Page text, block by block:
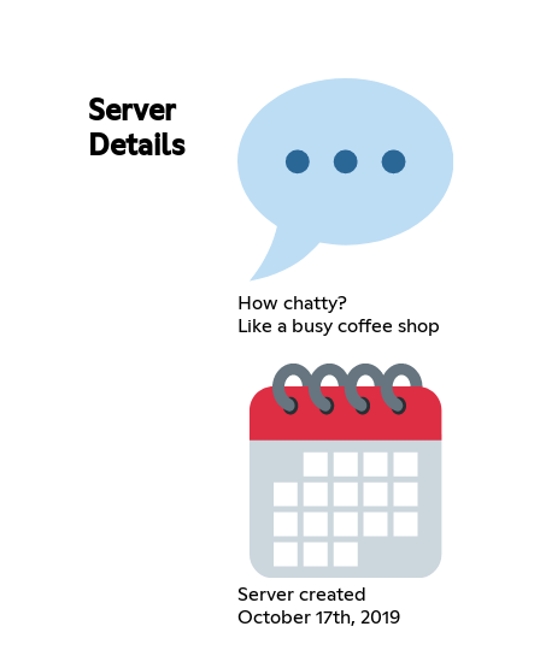
Server
Details
How chatty?
Like a busy coffee shop
Server created
October 17th, 2019